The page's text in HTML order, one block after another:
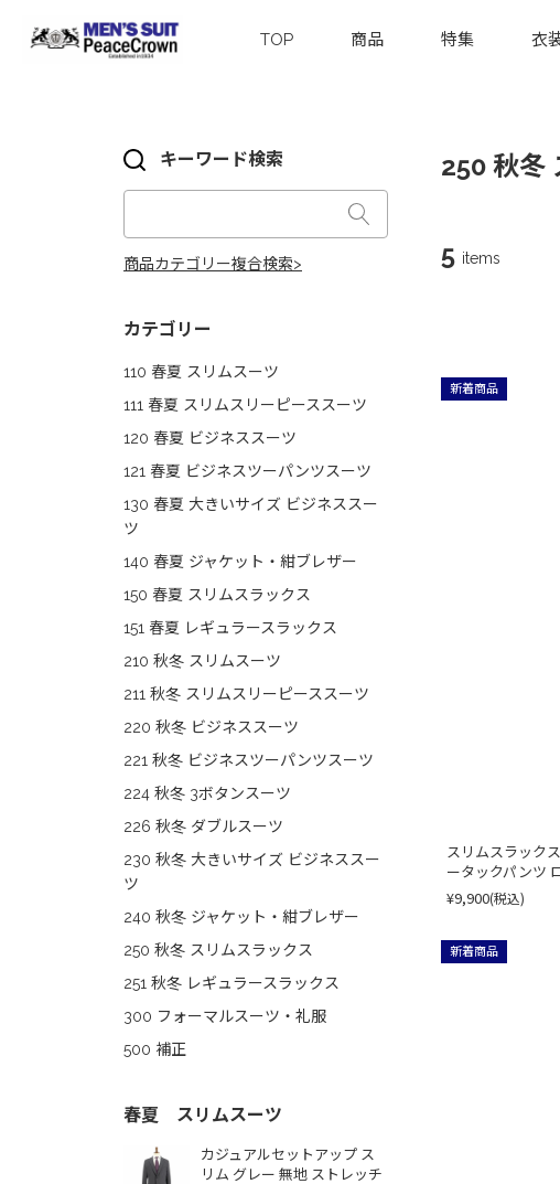
TOP 商品 特集 衣
250 秋冬
5 items
新着商品
スリムスラック
ータックパンツ
¥9,900(税込)
新着商品
キーワード検索
商品カテゴリー複合検索>
カテゴリー
110 春夏 スリムスーツ
111 春夏 スリムスリーピーススーツ
120 春夏 ビジネススーツ
121 春夏 ビジネスツーパンツスーツ
130 春夏 大きいサイズ ビジネススー
ツ
140 春夏 ジャケット・紺ブレザー
150 春夏 スリムスラックス
151 春夏 レギュラースラックス
210 秋冬 スリムスーツ
211 秋冬 スリムスリーピーススーツ
220 秋冬 ビジネススーツ
221 秋冬 ビジネスツーパンツスーツ
224 秋冬 3ボタンスーツ
226 秋冬 ダブルスーツ
230 秋冬 大きいサイズ ビジネススー
ツ
240 秋冬 ジャケット・紺ブレザー
250 秋冬 スリムスラックス
251 秋冬 レギュラースラックス
300 フォーマルスーツ・礼服
500 補正
春夏 スリムスーツ
カジュアルセットアップ ス
リム グレー 無地 ストレッチ